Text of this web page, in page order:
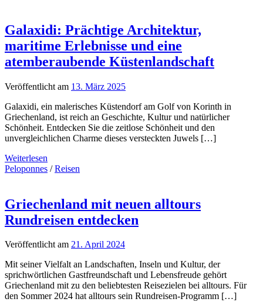
Galaxidi: Prächtige Architektur,
maritime Erlebnisse und eine
atemberaubende Küstenlandschaft
Veröffentlicht am 13. März 2025
Galaxidi, ein malerisches Küstendorf am Golf von Korinth in
Griechenland, ist reich an Geschichte, Kultur und natürlicher
Schönheit. Entdecken Sie die zeitlose Schönheit und den
unvergleichlichen Charme dieses versteckten Juwels […]
Weiterlesen
Peloponnes /Reisen
Griechenland mit neuen alltours
Rundreisen entdecken
Veröffentlicht am 21. April 2024
Mit seiner Vielfalt an Landschaften, Inseln und Kultur, der
sprichwörtlichen Gastfreundschaft und Lebensfreude gehört
Griechenland mit zu den beliebtesten Reisezielen bei alltours. Für
den Sommer 2024 hat alltours sein Rundreisen-Programm […]